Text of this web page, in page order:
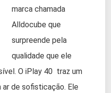
marca chamada
Alldocube que
surpreende pela
qualidade que ele
O iPlay 40 traz um
de sofisticação. Ele